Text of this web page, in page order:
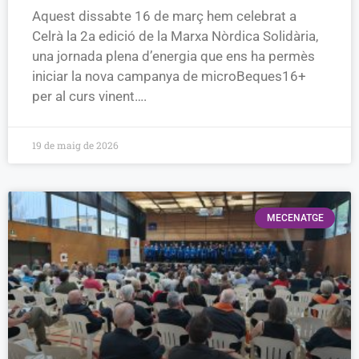
Aquest dissabte 16 de març hem celebrat a
Celrà la 2a edició de la Marxa Nòrdica Solidària,
una jornada plena d’energia que ens ha permès
iniciar la nova campanya de microBeques16+
per al curs vinent….
19 de maig de 2026
MECENATGE